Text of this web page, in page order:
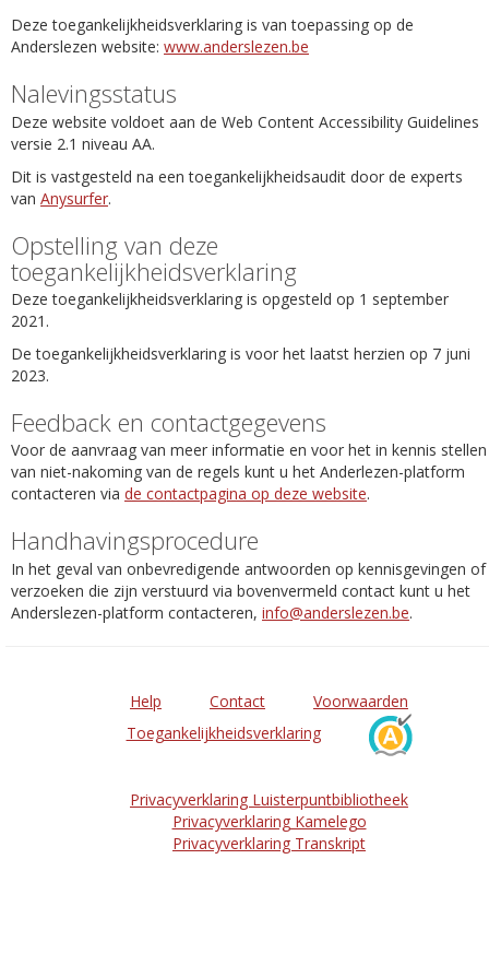
Deze toegankelijkheidsverklaring is van toepassing op de
Anderslezen website: www.anderslezen.be
Nalevingsstatus
Deze website voldoet aan de Web Content Accessibility Guidelines
versie 2.1 niveau AA.
Dit is vastgesteld na een toegankelijkheidsaudit door de experts
van Anysurfer.
Opstelling van deze
toegankelijkheidsverklaring
Deze toegankelijkheidsverklaring is opgesteld op 1 september
2021.
De toegankelijkheidsverklaring is voor het laatst herzien op 7 juni
2023.
Feedback en contactgegevens
Voor de aanvraag van meer informatie en voor het in kennis stellen
van niet-nakoming van de regels kunt u het Anderlezen-platform
contacteren via de contactpagina op deze website.
Handhavingsprocedure
In het geval van onbevredigende antwoorden op kennisgevingen of
verzoeken die zijn verstuurd via bovenvermeld contact kunt u het
Anderslezen-platform contacteren, info@anderslezen.be.
Help Contact
Voorwaarden
Toegankelijkheidsverklaring
Privacyverklaring Luisterpuntbibliotheek
Privacyverklaring Kamelego
Privacyverklaring Transkript